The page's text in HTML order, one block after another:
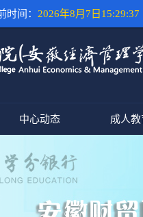
间： 2026年8月7日15:29:37
中心动态 成人教